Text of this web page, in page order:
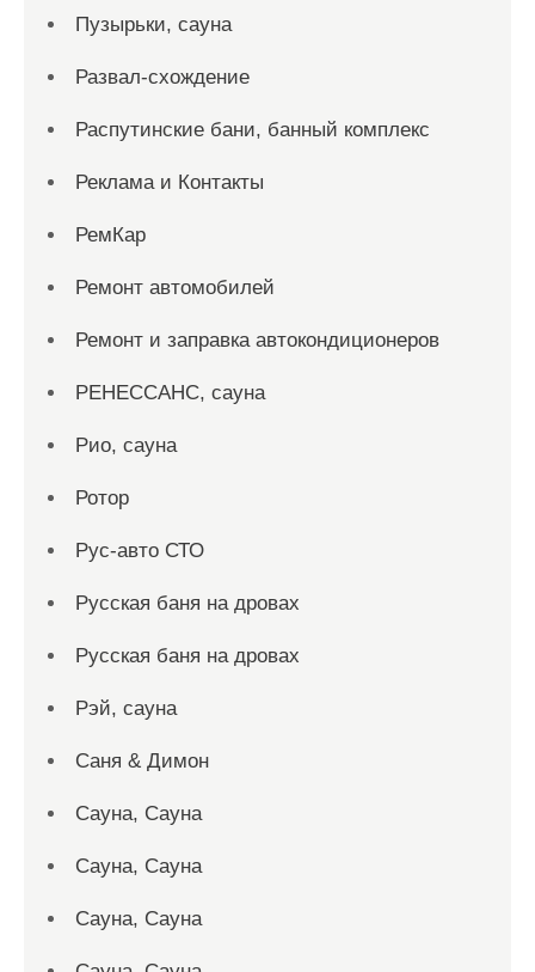
Пузырьки, сауна
Развал-схождение
Распутинские бани, банный комплекс
Реклама и Контакты
РемКар
Ремонт автомобилей
Ремонт и заправка автокондиционеров
РЕНЕССАНС, сауна
Рио, сауна
Ротор
Рус-авто СТО
Русская баня на дровах
Русская баня на дровах
Рэй, сауна
Саня & Димон
Сауна, Сауна
Сауна, Сауна
Сауна, Сауна